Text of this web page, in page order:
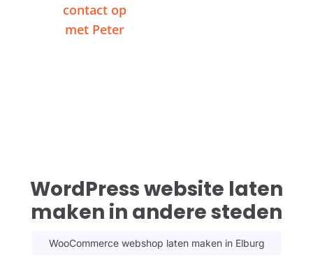
contact op
met Peter
WordPress website laten
maken in andere steden
WooCommerce webshop laten maken in Elburg